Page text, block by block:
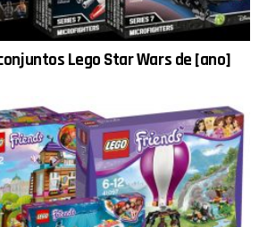
Lego Star Wars de [ano]